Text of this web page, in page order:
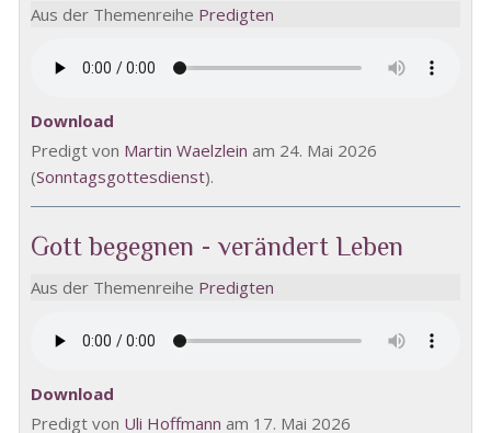
Aus der Themenreihe Predigten
Download
Predigt von Martin Waelzlein am 24. Mai 2026
(Sonntagsgottesdienst).
Gott begegnen - verändert Leben
Aus der Themenreihe Predigten
Download
Predigt von Uli Hoffmann am 17. Mai 2026